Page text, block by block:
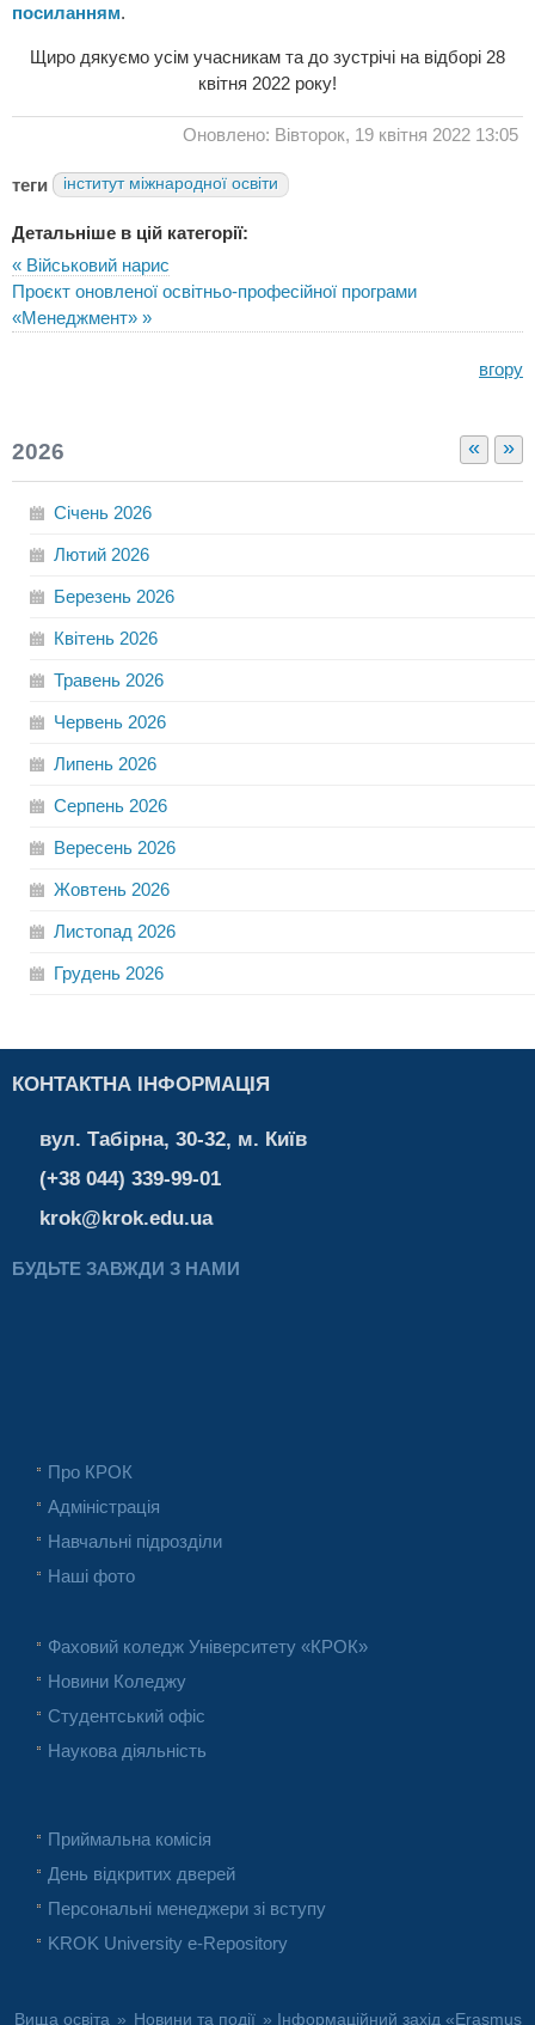
посиланням.
Щиро дякуємо усім учасникам та до зустрічі на відборі 28
квітня 2022 року!
Оновлено: Вівторок, 19 квітня 2022 13:05
теги інститут міжнародної освіти
Детальніше в цій категорії:
« Військовий нарис
Проєкт оновленої освітньо-професійної програми
«Менеджмент» »
вгору
« »
2026
Січень 2026
Лютий 2026
Березень 2026
Квітень 2026
Травень 2026
Червень 2026
Липень 2026
Серпень 2026
Вересень 2026
Жовтень 2026
Листопад 2026
Грудень 2026
КОНТАКТНА ІНФОРМАЦІЯ
вул. Табірна, 30-32, м. Київ
(+38 044) 339-99-01
krok@krok.edu.ua
БУДЬТЕ ЗАВЖДИ З НАМИ
Про КРОК
Адміністрація
Навчальні підрозділи
Наші фото
Фаховий коледж Університету «КРОК»
Новини Коледжу
Студентський офіс
Наукова діяльність
Приймальна комісія
День відкритих дверей
Персональні менеджери зі вступу
KROK University e-Repository
Вища освіта » Новини та події » Інформаційний захід «Erasmus